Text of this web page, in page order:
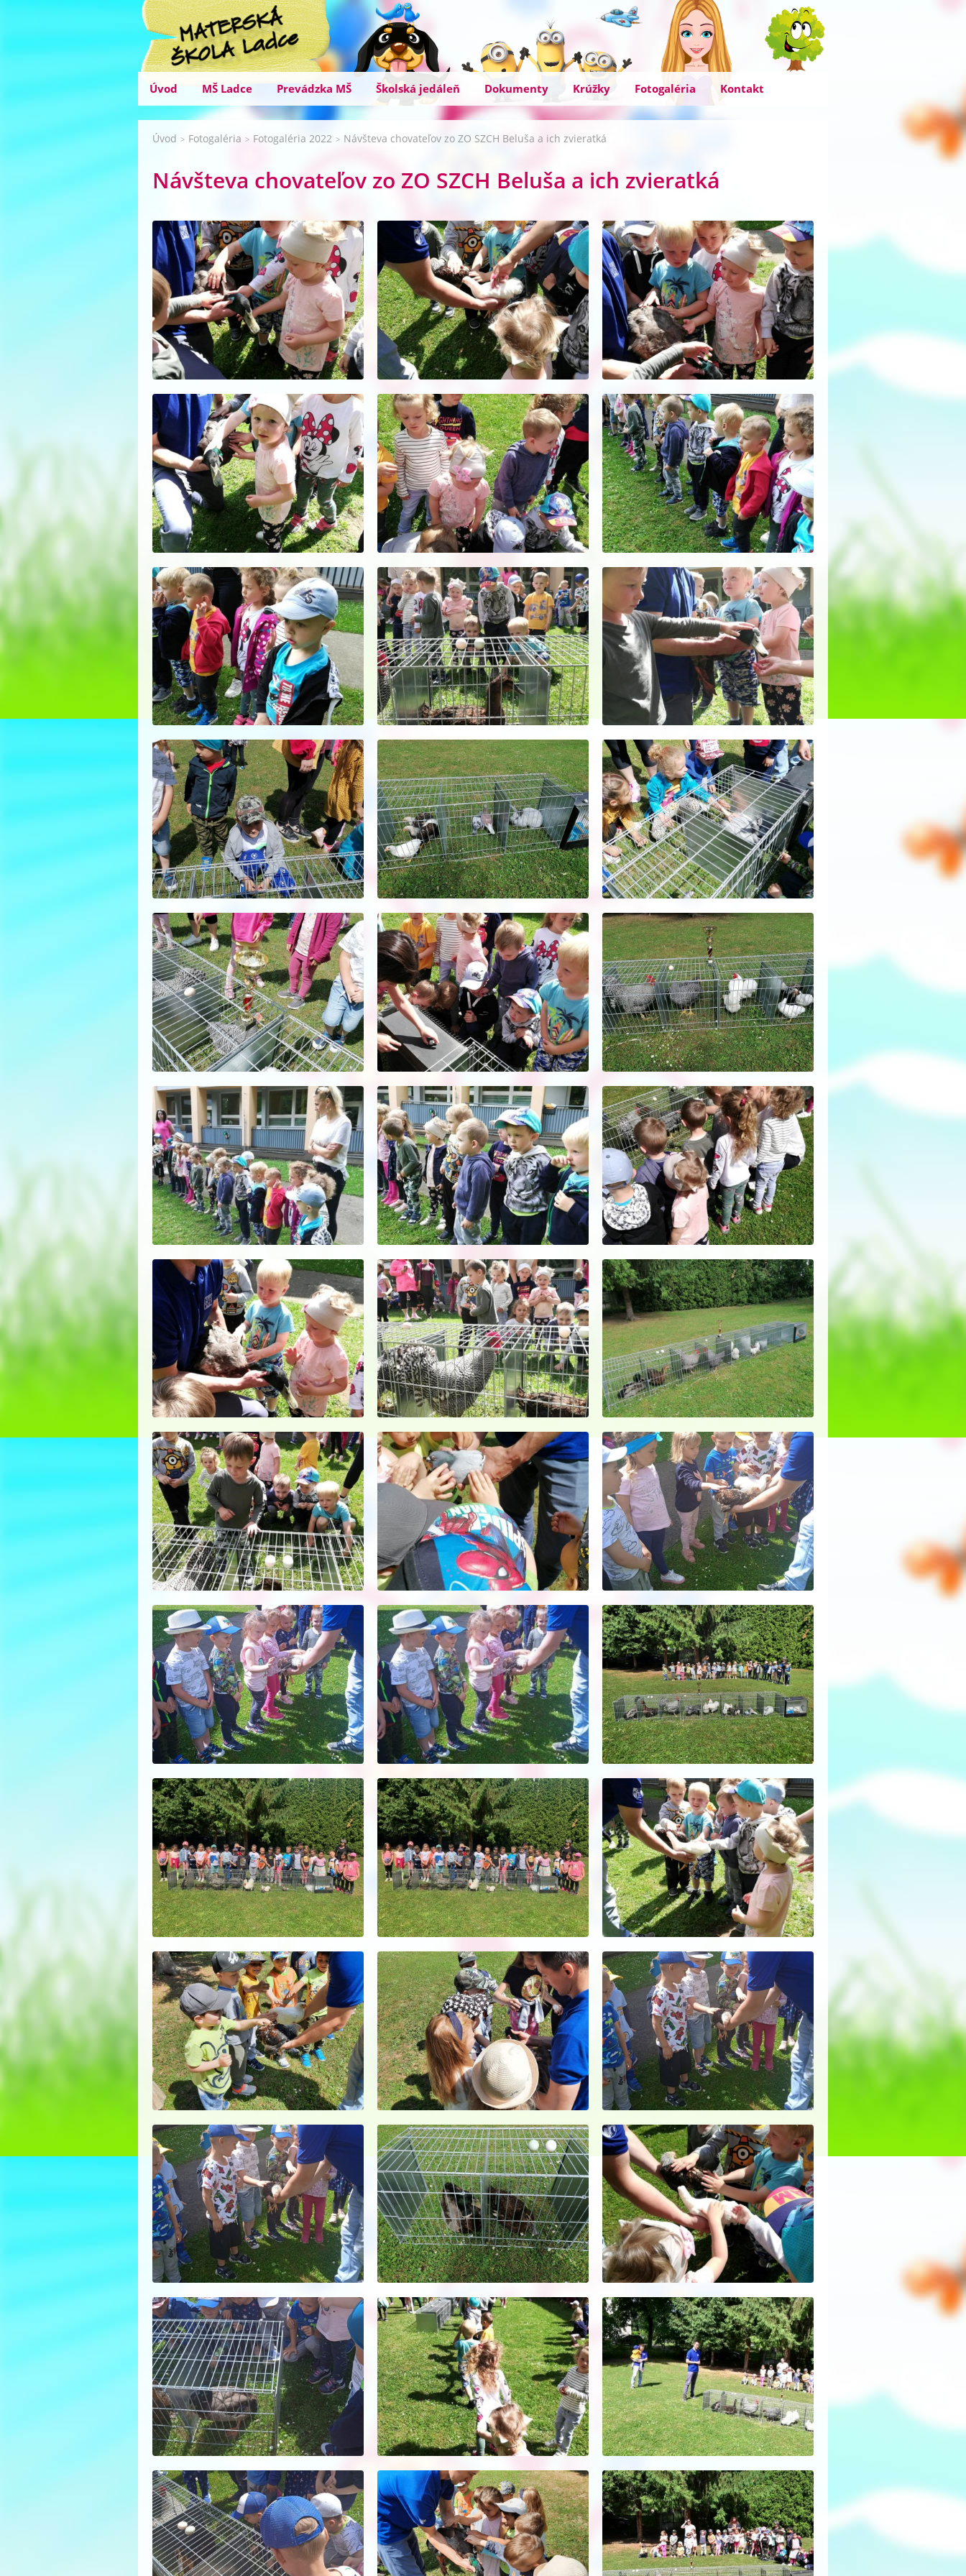
Úvod MŠ Ladce Prevádzka MŠ Školská jedáleň Dokumenty Krúžky Fotogaléria Kontakt
Úvod > Fotogaléria > Fotogaléria 2022 > Návšteva chovateľov zo ZO SZCH Beluša a ich zvieratká
Návšteva chovateľov zo ZO SZCH Beluša a ich zvieratká